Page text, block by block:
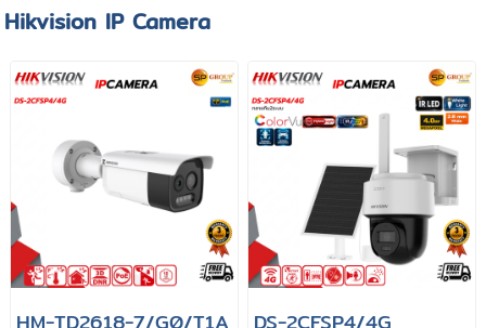
Hikvision IP Camera
HM-TD2618-7/G0/T1A DS-2CFSP4/4G